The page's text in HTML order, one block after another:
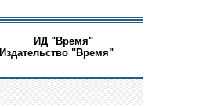
ИД "Время"
Издательство "Время"